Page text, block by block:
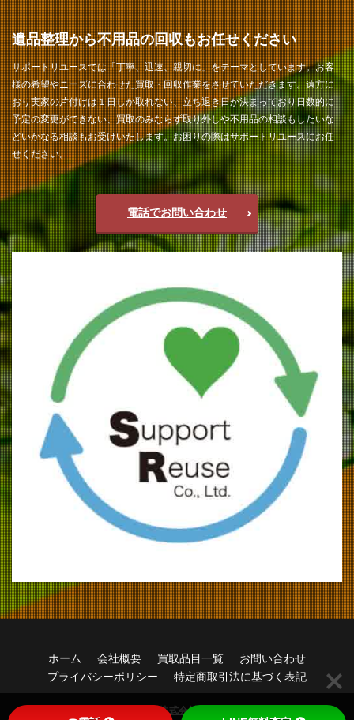
遺品整理から不用品の回収もお任せください
サポートリユースでは「丁寧、迅速、親切に」をテーマとしています。お客
様の希望やニーズに合わせた買取・回収作業をさせていただきます。遠方に
おり実家の片付けは１日しか取れない、立ち退き日が決まっており日数的に
予定の変更ができない、買取のみならず取り外しや不用品の相談もしたいな
どいかなる相談もお受けいたします。お困りの際はサポートリユースにお任
せください。
電話でお問い合わせ
ホーム 会社概要 買取品目一覧
お問い合わせ
プライバシーポリシー
特定商取引法に基づく表記
株式会社サポートリユース